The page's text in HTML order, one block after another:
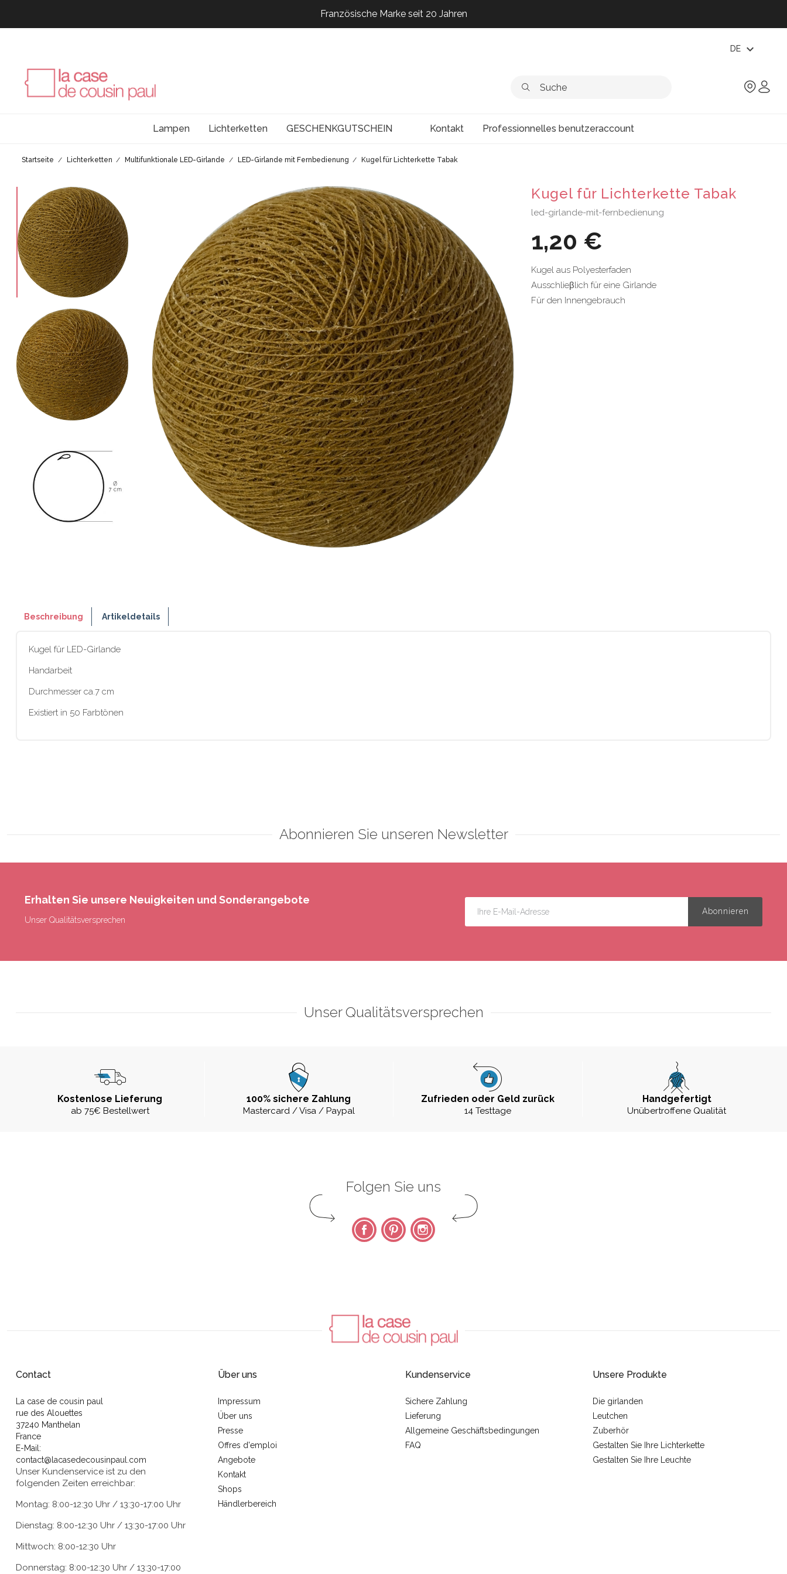
Französische Marke seit 20 Jahren
Französische Marke seit 20 Jahren
DE expand_more
Lampen Lichterketten GESCHENKGUTSCHEIN Kontakt Professionnelles benutzeraccount
Startseite Lichterketten Multifunktionale LED-Girlande LED-Girlande mit Fernbedienung Kugel für Lichterkette Tabak
Kugel für Lichterkette Tabak
led-girlande-mit-fernbedienung
1,20 €
Kugel aus Polyesterfaden
Ausschlieβlich für eine Girlande
Für den Innengebrauch
Beschreibung Artikeldetails
Kugel für LED-Girlande
Handarbeit
Durchmesser ca.7 cm
Existiert in 50 Farbtönen
Abonnieren Sie unseren Newsletter
Erhalten Sie unsere Neuigkeiten und Sonderangebote
Unser Qualitätsversprechen
Unser Qualitätsversprechen
Kostenlose Lieferung
ab 75€ Bestellwert
100% sichere Zahlung
Mastercard / Visa / Paypal
Zufrieden oder Geld zurück
14 Testtage
Handgefertigt
Unübertroffene Qualität
Folgen Sie uns
FacebookPinterest Instagram
Contact
La case de cousin paul
rue des Alouettes
37240 Manthelan
France
E-Mail:
contact@lacasedecousinpaul.com
Unser Kundenservice ist zu den
folgenden Zeiten erreichbar:
Montag: 8:00-12:30 Uhr / 13:30-17:00 Uhr
Dienstag: 8:00-12:30 Uhr / 13:30-17:00 Uhr
Mittwoch: 8:00-12:30 Uhr
Donnerstag: 8:00-12:30 Uhr / 13:30-17:00
Über uns
Impressum
Über uns
Presse
Offres d'emploi
Angebote
Kontakt
Shops
Händlerbereich
Kundenservice
Sichere Zahlung
Lieferung
Allgemeine Geschäftsbedingungen
FAQ
Unsere Produkte
Die girlanden
Leutchen
Zuberhör
Gestalten Sie Ihre Lichterkette
Gestalten Sie Ihre Leuchte